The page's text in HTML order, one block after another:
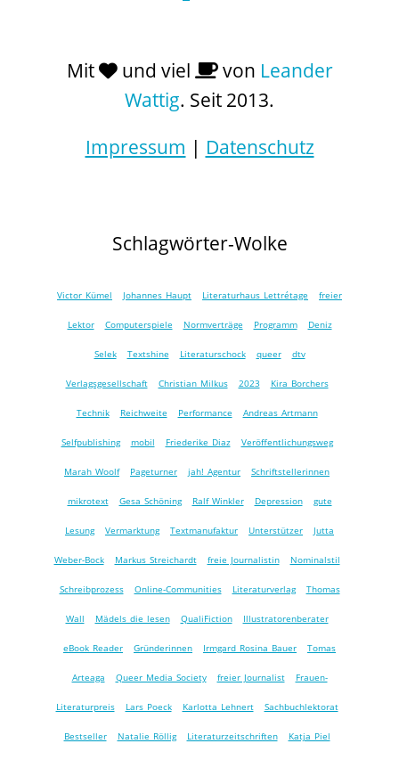
Mit und viel von Leander
Wattig. Seit 2013.
Impressum | Datenschutz
Schlagwörter-Wolke
Victor Kümel Johannes Haupt Literaturhaus Lettrétage freier
Lektor Computerspiele Normverträge Programm Deniz
Selek Textshine Literaturschock queer dtv
Verlagsgesellschaft Christian Milkus 2023 Kira Borchers
Technik Reichweite Performance Andreas Artmann
Selfpublishing mobil Friederike Diaz Veröffentlichungsweg
Marah Woolf Pageturner jah! Agentur Schriftstellerinnen
mikrotext Gesa Schöning Ralf Winkler Depression gute
Lesung Vermarktung Textmanufaktur Unterstützer Jutta
Weber-Bock Markus Streichardt freie Journalistin Nominalstil
Schreibprozess Online-Communities Literaturverlag Thomas
Wall Mädels die lesen QualiFiction Illustratorenberater
eBook Reader Gründerinnen Irmgard Rosina Bauer Tomas
Arteaga Queer Media Society freier Journalist Frauen-
Literaturpreis Lars Poeck Karlotta Lehnert Sachbuchlektorat
Bestseller Natalie Röllig Literaturzeitschriften Katja Piel